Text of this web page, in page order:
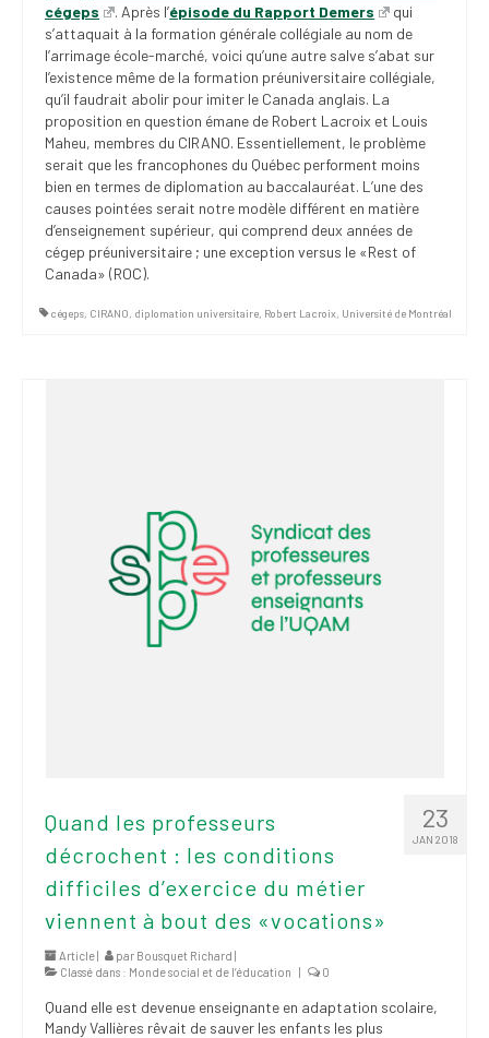
cégeps
. Après l’épisode du Rapport Demers
qui
s’attaquait à la formation générale collégiale au nom de
l’arrimage école-marché, voici qu’une autre salve s’abat sur
l’existence même de la formation préuniversitaire collégiale,
qu’il faudrait abolir pour imiter le Canada anglais. La
proposition en question émane de Robert Lacroix et Louis
Maheu, membres du CIRANO. Essentiellement, le problème
serait que les francophones du Québec performent moins
bien en termes de diplomation au baccalauréat. L’une des
causes pointées serait notre modèle différent en matière
d’enseignement supérieur, qui comprend deux années de
cégep préuniversitaire ; une exception versus le «Rest of
Canada» (ROC).
cégeps, CIRANO, diplomation universitaire, Robert Lacroix, Université de Montréal
23
JAN 2018
Quand les professeurs
décrochent : les conditions
difficiles d’exercice du métier
viennent à bout des «vocations»
Article | par Bousquet Richard |
Classé dans : Monde social et de l’éducation | 0
Quand elle est devenue enseignante en adaptation scolaire,
Mandy Vallières rêvait de sauver les enfants les plus